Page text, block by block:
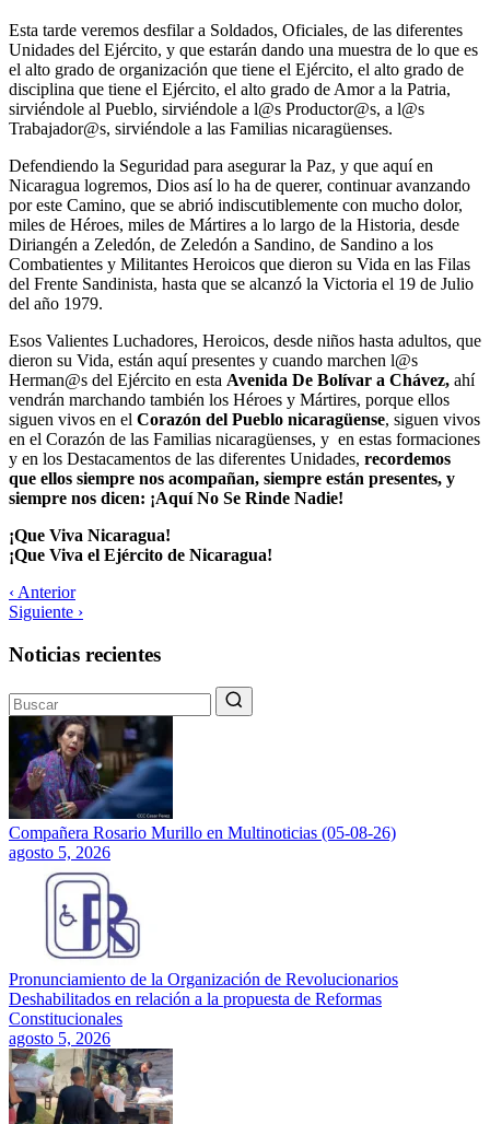
Esta tarde veremos desfilar a Soldados, Oficiales, de las diferentes
Unidades del Ejército, y que estarán dando una muestra de lo que es
el alto grado de organización que tiene el Ejército, el alto grado de
disciplina que tiene el Ejército, el alto grado de Amor a la Patria,
sirviéndole al Pueblo, sirviéndole a l@s Productor@s, a l@s
Trabajador@s, sirviéndole a las Familias nicaragüenses.
Defendiendo la Seguridad para asegurar la Paz, y que aquí en
Nicaragua logremos, Dios así lo ha de querer, continuar avanzando
por este Camino, que se abrió indiscutiblemente con mucho dolor,
miles de Héroes, miles de Mártires a lo largo de la Historia, desde
Diriangén a Zeledón, de Zeledón a Sandino, de Sandino a los
Combatientes y Militantes Heroicos que dieron su Vida en las Filas
del Frente Sandinista, hasta que se alcanzó la Victoria el 19 de Julio
del año 1979.
Esos Valientes Luchadores, Heroicos, desde niños hasta adultos, que
dieron su Vida, están aquí presentes y cuando marchen l@s
Herman@s del Ejército en esta Avenida De Bolívar a Chávez, ahí
vendrán marchando también los Héroes y Mártires, porque ellos
siguen vivos en el Corazón del Pueblo nicaragüense, siguen vivos
en el Corazón de las Familias nicaragüenses, y en estas formaciones
y en los Destacamentos de las diferentes Unidades, recordemos
que ellos siempre nos acompañan, siempre están presentes, y
siempre nos dicen: ¡Aquí No Se Rinde Nadie!
¡Que Viva Nicaragua!
¡Que Viva el Ejército de Nicaragua!
‹ Anterior
Siguiente ›
Noticias recientes
Compañera Rosario Murillo en Multinoticias (05-08-26)
agosto 5, 2026
Pronunciamiento de la Organización de Revolucionarios
Deshabilitados en relación a la propuesta de Reformas
Constitucionales
agosto 5, 2026